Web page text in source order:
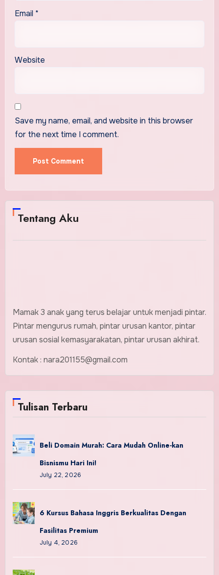
Email *
Website
Save my name, email, and website in this browser
for the next time I comment.
Tentang Aku
Mamak 3 anak yang terus belajar untuk menjadi pintar.
Pintar mengurus rumah, pintar urusan kantor, pintar
urusan sosial kemasyarakatan, pintar urusan akhirat.
Kontak : nara201155@gmail.com
Tulisan Terbaru
Beli Domain Murah: Cara Mudah Online-kan
Bisnismu Hari Ini!
July 22, 2026
6 Kursus Bahasa Inggris Berkualitas Dengan
Fasilitas Premium
July 4, 2026